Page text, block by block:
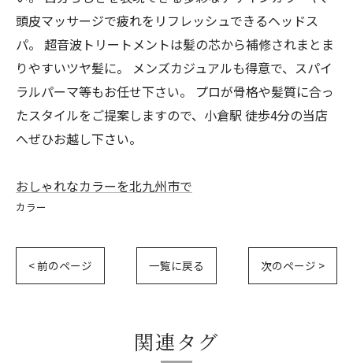
頭皮マッサージで疲れをリフレッシュできるヘッドス
パ。 超音波トリートメントは髪の芯から補修されまとま
りやすいツヤ髪に。 メンズカジュアルも得意で、スパイ
ラルパーマ等もお任せ下さい。 プロが骨格や髪質に合っ
たスタイルをご提案しますので、小倉駅 徒歩4分の当店
へぜひお越し下さい。
おしゃれなカラーを北九州市で
カラー
< 前のページ 一覧に戻る 次のページ >
関連タグ